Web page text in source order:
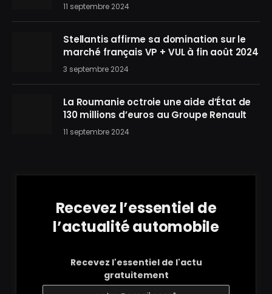
11 septembre 2024
Stellantis affirme sa domination sur le
marché français VP + VUL à fin août 2024
3 septembre 2024
La Roumanie octroie une aide d’État de
130 millions d’euros au Groupe Renault
11 septembre 2024
Recevez l’essentiel de
l’actualité automobile
Recevez l'essentiel de l'actu
gratuitement